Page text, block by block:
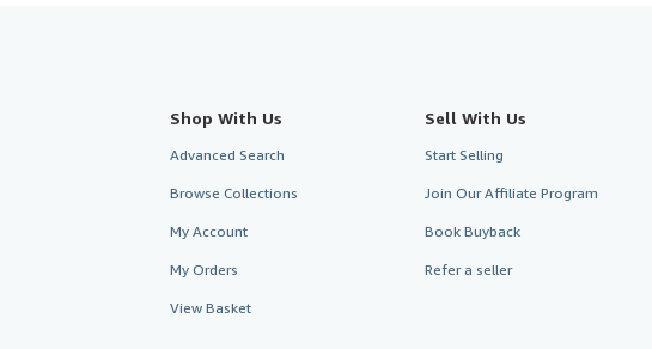
Shop With Us
Advanced Search
Browse Collections
My Account
My Orders
View Basket
Sell With Us
Start Selling
Join Our Affiliate Program
Book Buyback
Refer a seller